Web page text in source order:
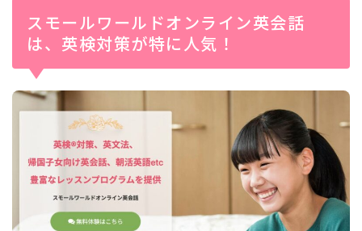
スモールワールドオンライン英会話
は、英検対策が特に人気！